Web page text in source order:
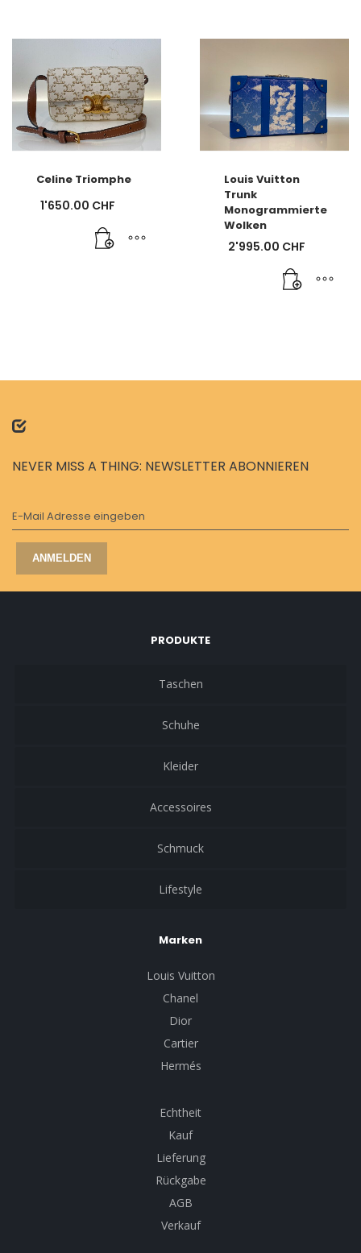
Celine Triomphe
1'650.00 CHF
Louis Vuitton
Trunk
Monogrammierte
Wolken
2'995.00 CHF
NEVER MISS A THING: NEWSLETTER ABONNIEREN
E-Mail Adresse eingeben
ANMELDEN
PRODUKTE
Taschen
Schuhe
Kleider
Accessoires
Schmuck
Lifestyle
Marken
Louis Vuitton
Chanel
Dior
Cartier
Hermés
Echtheit
Kauf
Lieferung
Rückgabe
AGB
Verkauf